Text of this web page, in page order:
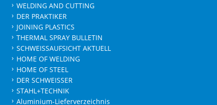
WELDING AND CUTTING
DER PRAKTIKER
JOINING PLASTICS
THERMAL SPRAY BULLETIN
SCHWEISSAUFSICHT AKTUELL
HOME OF WELDING
HOME OF STEEL
DER SCHWEISSER
STAHL+TECHNIK
Aluminium-Lieferverzeichnis